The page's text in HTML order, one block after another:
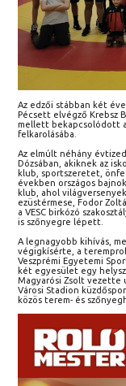
Az edzői stábban két
Pécsett elvégző Krebsz
mellett bekapcsolódott
felkarolásába.
Az elmúlt néhány
Dózsában, akiknek az
klub, sportszeretet,
években országos
klub, ahol
ezüstérmese, Fodor
a VESC birkózó
is szőnyegre lépett.
A legnagyobb kihívás,
végigkísérte, a
Veszprémi Egyetemi
két egyesület egy
Magyarósi Zsolt vezette
Városi Stadion
közös terem- és